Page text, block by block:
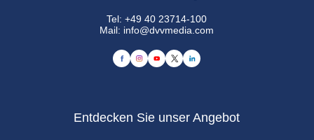
Tel:+49 40 23714-100
Mail: info@dvvmedia.com
Entdecken Sie unser Angebot